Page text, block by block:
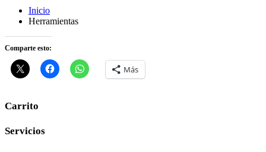
Inicio
Herramientas
Comparte esto:
Más
Carrito
Servicios